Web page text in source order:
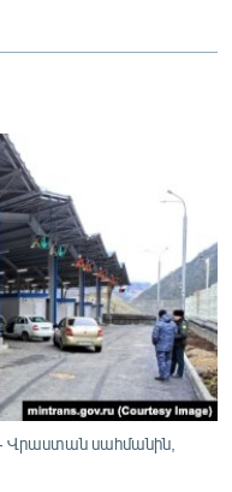
Վրաստան սահմանին,